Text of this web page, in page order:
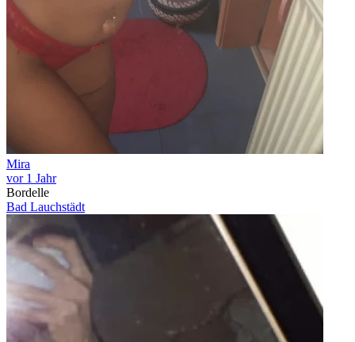
Mira
vor 1 Jahr
Bordelle
Bad Lauchstädt